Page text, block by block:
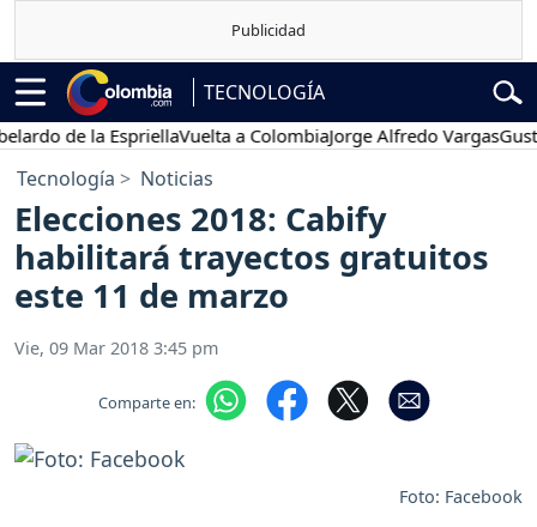
TECNOLOGÍA
de la EspriellaVuelta a ColombiaJorge Alfredo VargasGustavo
Tecnología Noticias
Elecciones 2018: Cabify
habilitará trayectos gratuitos
este 11 de marzo
Vie, 09 Mar 2018 3:45 pm
Comparte en:
Foto: Facebook